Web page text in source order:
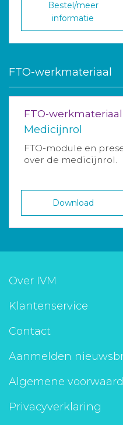
Bestel/meer
informatie
FTO-werkmateriaal
FTO-werkmateriaal
Medicijnrol
FTO-module en
over de medicijnrol.
Download
Over IVM
Klantenservice
Contact
Aanmelden
Algemene
Privacyverklaring